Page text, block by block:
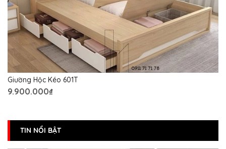
Giường Hộc Kéo 601T
9.900.000₫
TIN NỔI BẬT